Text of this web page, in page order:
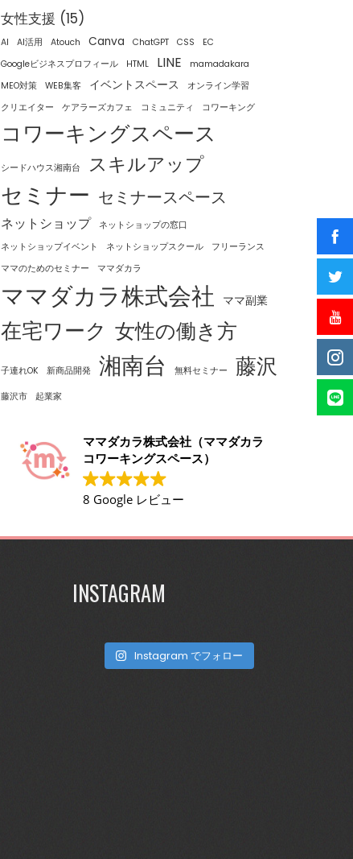
女性支援 (15)
AI AI活用 Atouch Canva ChatGPT CSS
EC
Googleビジネスプロフィール
HTML LINE
mamadakara
MEO対策
WEB集客 イベントスペース
オンライン学習
クリエイター
ケアラーズカフェ コミュニティ コワーキング
コワーキングスペース
シードハウス湘南台 スキルアップ
セミナー セミナースペース
ネットショップ
ネットショップの窓口
ネットショップイベント
ネットショップスクール
フリーランス
ママのためのセミナー
ママダカラ
ママダカラ株式会社 ママ副業
在宅ワーク 女性の働き方
子連れOK 新商品開発 湘南台 無料セミナー 藤沢
藤沢市 起業家
ママダカラ株式会社（ママダカラ
コワーキングスペース）
8 Google レビュー
INSTAGRAM
Instagram でフォロー